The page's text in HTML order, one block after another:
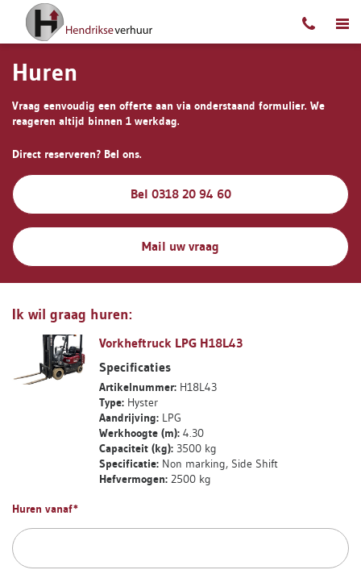
Ga naar content
Huren
Vraag eenvoudig een offerte aan via onderstaand formulier. We
reageren altijd binnen 1 werkdag.
Direct reserveren? Bel ons.
Bel 0318 20 94 60
Mail uw vraag
Ik wil graag huren:
Vorkheftruck LPG H18L43
Specificaties
Artikelnummer: H18L43
Type: Hyster
Aandrijving: LPG
Werkhoogte (m):4.30
Capaciteit (kg): 3500 kg
Specificatie: Non marking, Side Shift
Hefvermogen:2500 kg
Huren vanaf*